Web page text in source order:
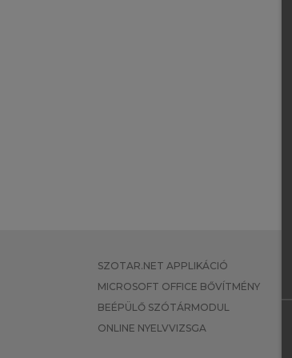
SZOTAR.NET APPLIKÁCIÓ
MICROSOFT OFFICE BŐVÍTMÉNY
BEÉPÜLŐ SZÓTÁRMODUL
ONLINE NYELVVIZSGA